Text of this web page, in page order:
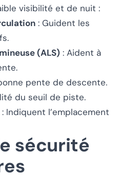
visibilité et de nuit :
: Guident les
(ALS) : Aident à
pente de descente.
du seuil de piste.
: Indiquent l’emplacement
sécurité